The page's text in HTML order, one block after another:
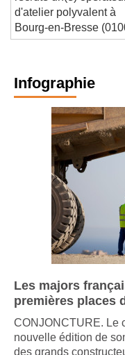
recrute un(e) opérateur
d'atelier polyvalent à
Bourg-en-Bresse
Infographie
Les majors
premières places
CONJONCTURE. Le
nouvelle édition de